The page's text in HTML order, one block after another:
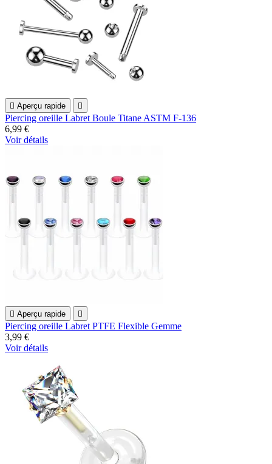
 Aperçu rapide 
Piercing oreille Labret Boule Titane ASTM F-136
6,99 €
Voir détails
 Aperçu rapide 
Piercing oreille Labret PTFE Flexible Gemme
3,99 €
Voir détails